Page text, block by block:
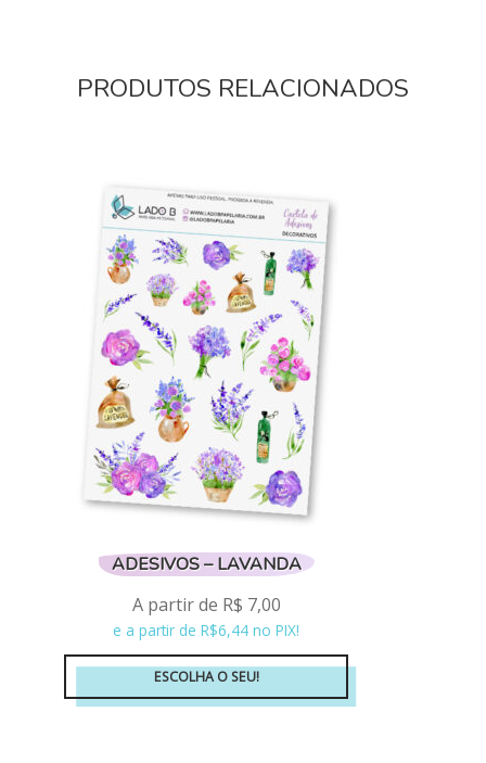
PRODUTOS RELACIONADOS
ADESIVOS – LAVANDA
A partir de R$ 7,00
e a partir de R$6,44 no PIX!
ESCOLHA O SEU!
Este